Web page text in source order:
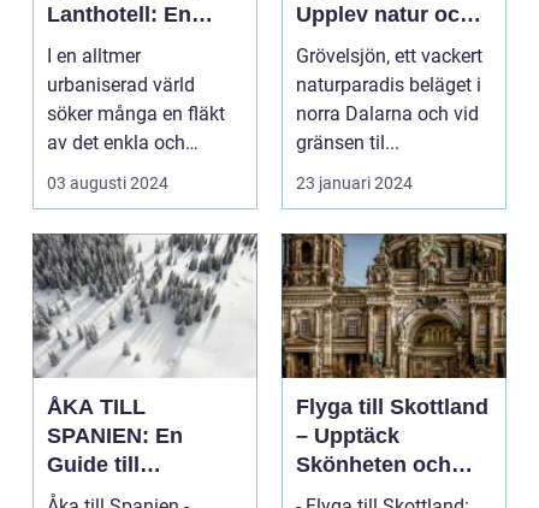
Lanthotell: En
Unik Upplevelse
på Smålandstorpet
I en alltmer
urbaniserad värld
söker många en fläkt
av det enkla och
naturn&aum...
03 augusti 2024
Upplev natur och
fjällvandring på
toppnivå
Grövelsjön, ett vackert
naturparadis beläget i
norra Dalarna och vid
gränsen til...
23 januari 2024
ÅKA TILL
SPANIEN: En
Guide till
Spännande
Flyga till Skottland
– Upptäck
Skönheten och
Charmen i Detta